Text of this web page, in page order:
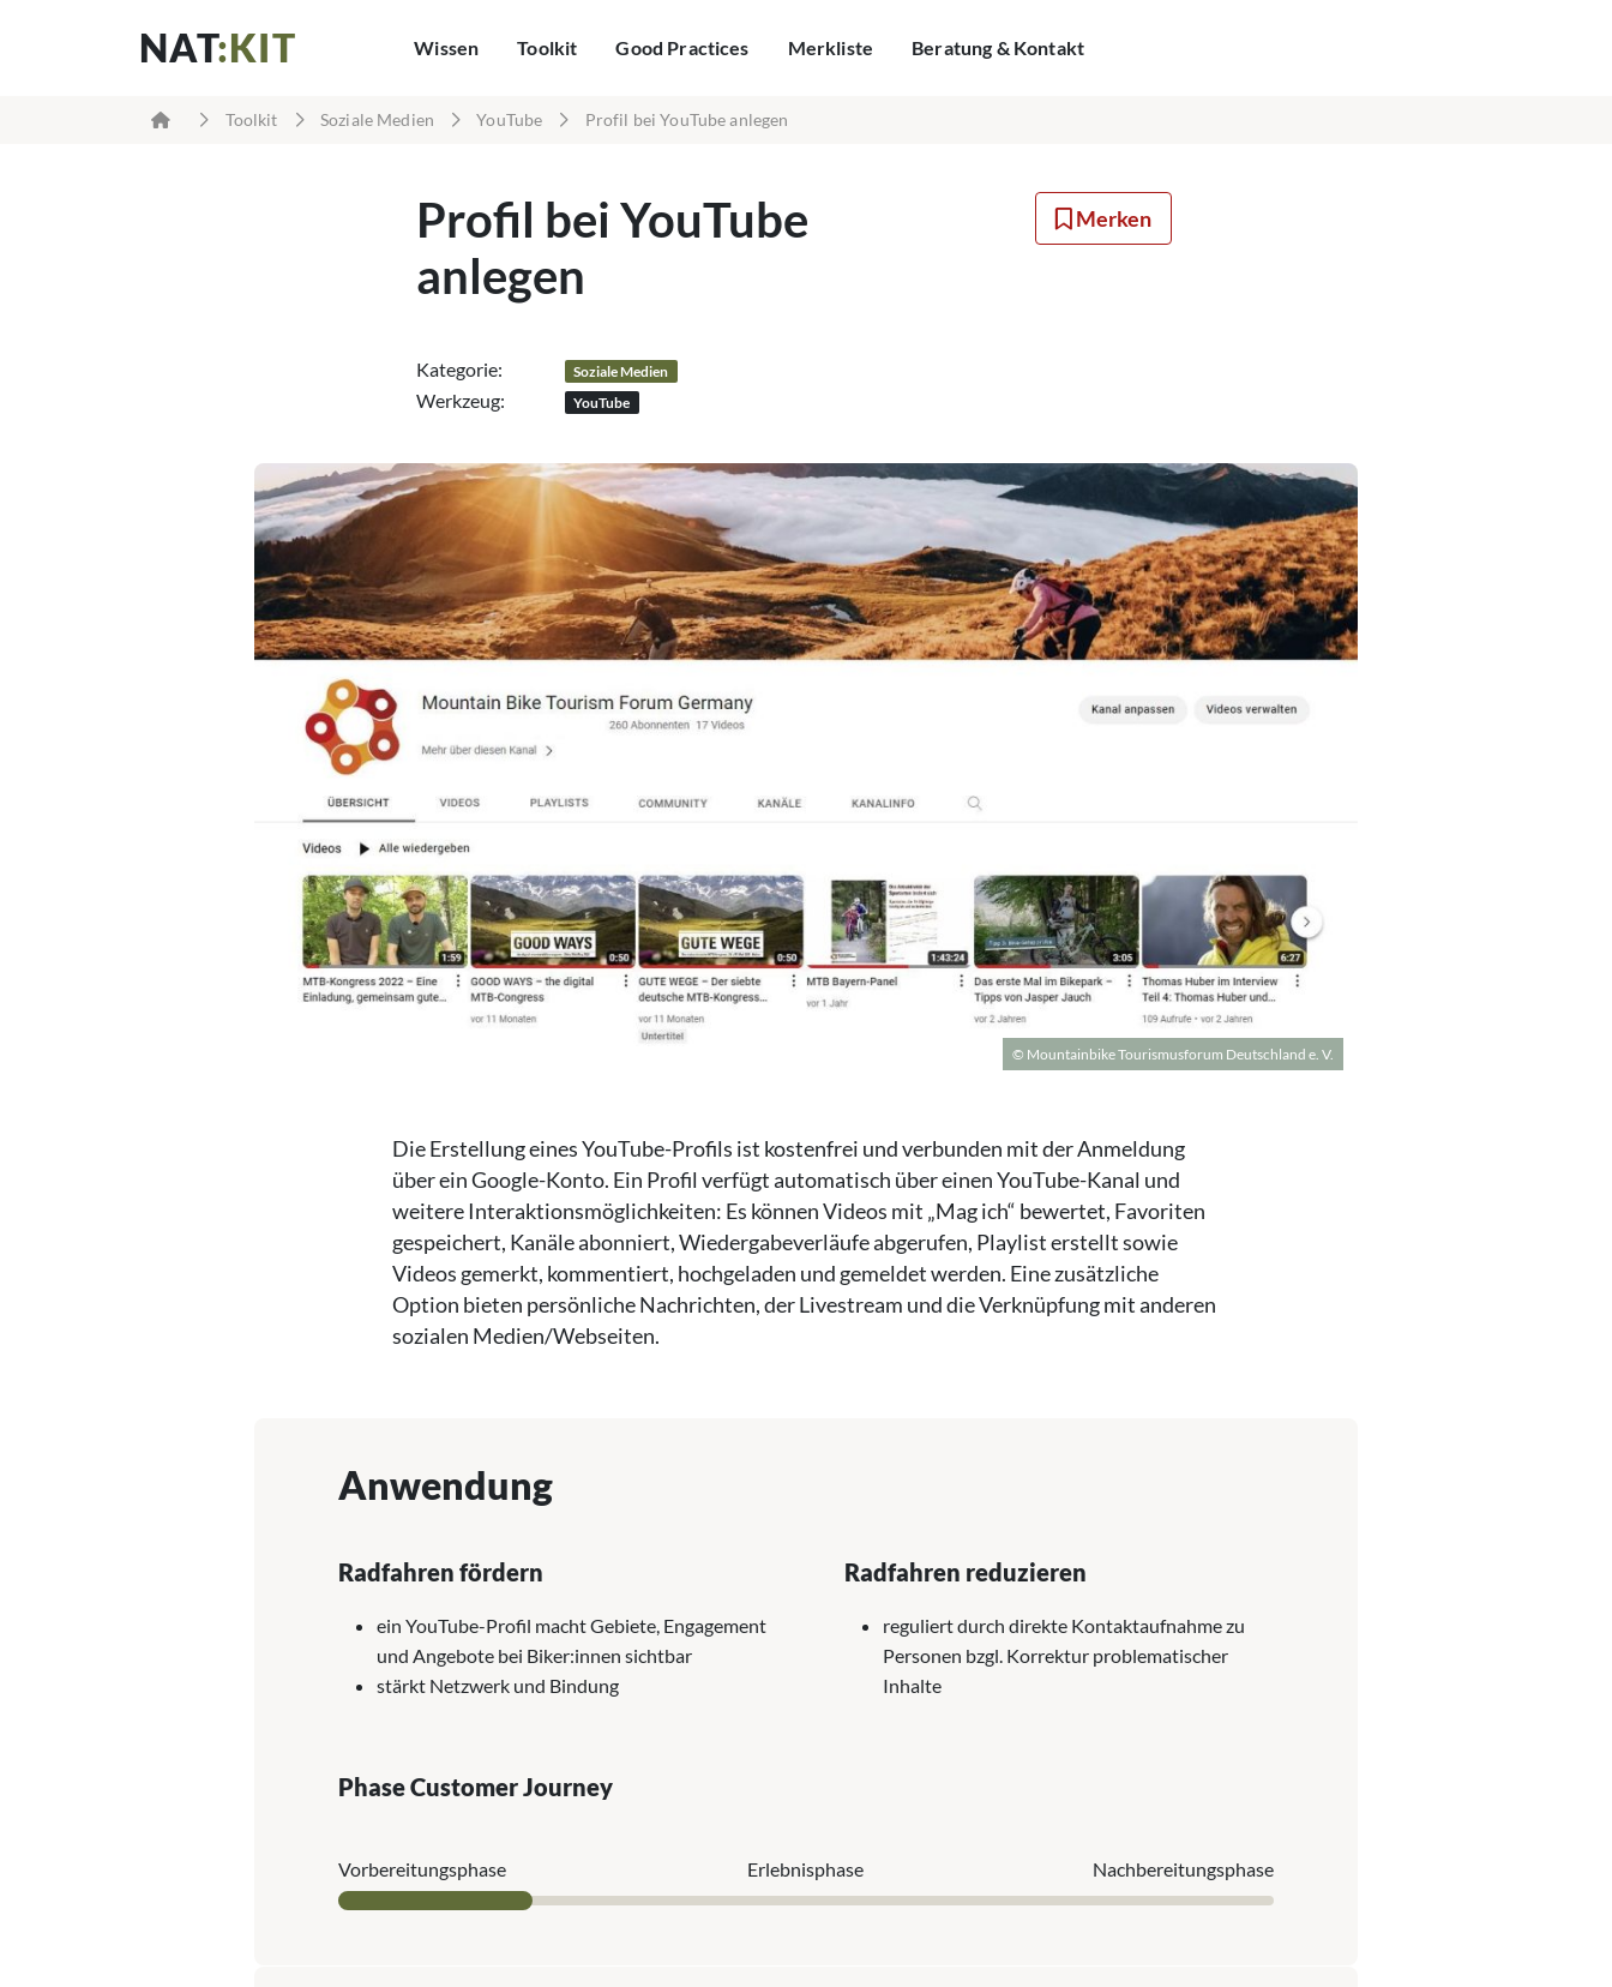
NAT:KIT Wissen Toolkit Good Practices Merkliste Beratung & Kontakt
Toolkit Soziale Medien YouTube Profil bei YouTube anlegen
Profil bei YouTube
anlegen
Kategorie: Soziale Medien
Werkzeug: YouTube
Merken
© Mountainbike Tourismusforum Deutschland e. V.
Die Erstellung eines YouTube-Profils ist kostenfrei und verbunden mit der Anmeldung
über ein Google-Konto. Ein Profil verfügt automatisch über einen YouTube-Kanal und
weitere Interaktionsmöglichkeiten: Es können Videos mit „Mag ich“ bewertet, Favoriten
gespeichert, Kanäle abonniert, Wiedergabeverläufe abgerufen, Playlist erstellt sowie
Videos gemerkt, kommentiert, hochgeladen und gemeldet werden. Eine zusätzliche
Option bieten persönliche Nachrichten, der Livestream und die Verknüpfung mit anderen
sozialen Medien/Webseiten.
Anwendung
Radfahren fördern
ein YouTube-Profil macht Gebiete, Engagement
und Angebote bei Biker:innen sichtbar
stärkt Netzwerk und Bindung
Radfahren reduzieren
reguliert durch direkte Kontaktaufnahme zu
Personen bzgl. Korrektur problematischer
Inhalte
Phase Customer Journey
Vor­bereitungs­phase Erlebnis­phase Nach­bereitungs­phase